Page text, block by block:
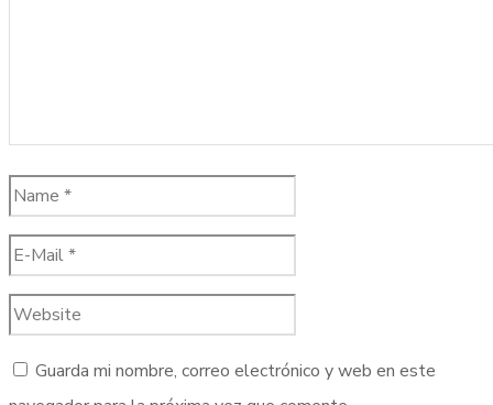
Guarda mi nombre, correo electrónico y web en este